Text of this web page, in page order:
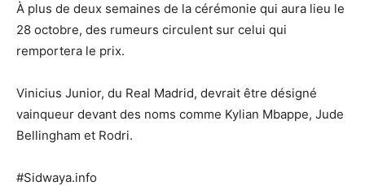
À plus de deux semaines de la cérémonie qui aura lieu le
28 octobre, des rumeurs circulent sur celui qui
remportera le prix.
Vinicius Junior, du Real Madrid, devrait être désigné
vainqueur devant des noms comme Kylian Mbappe, Jude
Bellingham et Rodri.
#Sidwaya.info